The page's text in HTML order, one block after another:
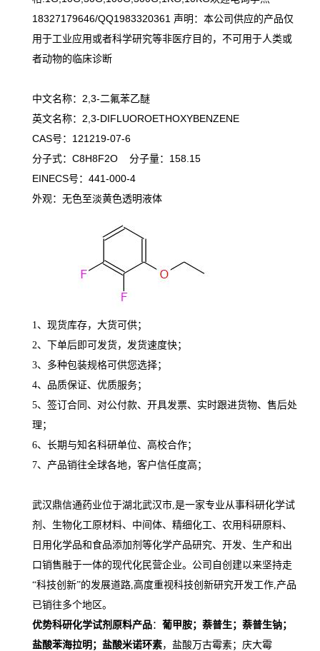
18327179646/QQ1983320361 声明：本公司供应的产品仅
用于工业应用或者科学研究等非医疗目的，不可用于人类或
者动物的临床诊断
中文名称：2,3-二氟苯乙醚
英文名称：2,3-DIFLUOROETHOXYBENZENE
CAS号：121219-07-6
分子式：C8H8F2O 分子量：158.15
EINECS号：441-000-4
外观：无色至淡黄色透明液体
1、现货库存，大货可供；
2、下单后即可发货，发货速度快；
3、多种包装规格可供您选择；
4、品质保证、优质服务；
5、签订合同、对公付款、开具发票、实时跟进货物、售后处
理；
6、长期与知名科研单位、高校合作；
7、产品销往全球各地，客户信任度高；
武汉鼎信通药业位于湖北武汉市,是一家专业从事科研化学试
剂、生物化工原材料、中间体、精细化工、农用科研原料、
日用化学品和食品添加剂等化学产品研究、开发、生产和出
口销售融于一体的现代化民营企业。公司自创建以来坚持走
“科技创新”的发展道路,高度重视科技创新研究开发工作,产品
已销往多个地区。
优势科研化学试剂原料产品： 葡甲胺； 萘普生；萘普生钠；
盐酸苯海拉明；盐酸米诺环素，盐酸万古霉素；庆大霉